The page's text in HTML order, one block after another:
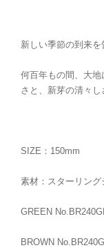
新しい季節の到来を
何百年もの間、大
さと、新芽の清々し
SIZE：150mm
素材：スターリン
GREEN
BROWN